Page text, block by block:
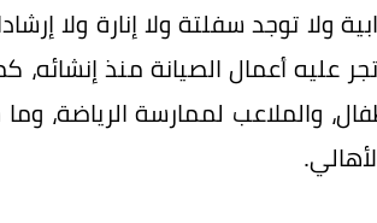
عليه أعمال الصيانة منذ إنشائه،
والملاعب لممارسة الرياضة،